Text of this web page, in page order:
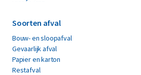
Soorten afval
Bouw- en sloopafval
Gevaarlijk afval
Papier en karton
Restafval